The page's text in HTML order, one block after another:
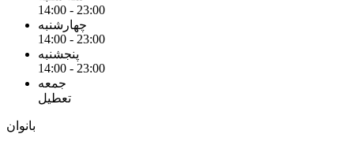
14:00 - 23:00
چهارشنبه
14:00 - 23:00
پنجشنبه
14:00 - 23:00
جمعه
تعطیل
بانوان